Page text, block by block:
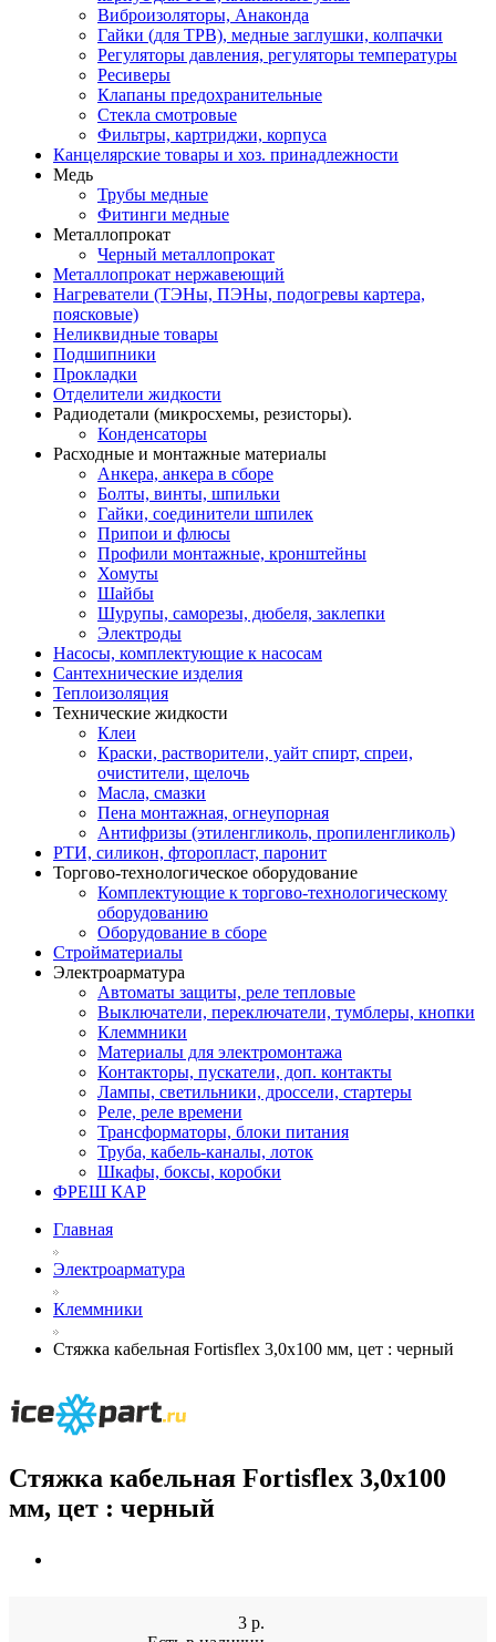
Виброизоляторы, Анаконда
Гайки (для ТРВ), медные заглушки, колпачки
Регуляторы давления, регуляторы температуры
Ресиверы
Клапаны предохранительные
Стекла смотровые
Фильтры, картриджи, корпуса
Канцелярские товары и хоз. принадлежности
Медь
Трубы медные
Фитинги медные
Металлопрокат
Черный металлопрокат
Металлопрокат нержавеющий
Нагреватели (ТЭНы, ПЭНы, подогревы картера,
поясковые)
Неликвидные товары
Подшипники
Прокладки
Отделители жидкости
Радиодетали (микросхемы, резисторы).
Конденсаторы
Расходные и монтажные материалы
Анкера, анкера в сборе
Болты, винты, шпильки
Гайки, соединители шпилек
Припои и флюсы
Профили монтажные, кронштейны
Хомуты
Шайбы
Шурупы, саморезы, дюбеля, заклепки
Электроды
Насосы, комплектующие к насосам
Сантехнические изделия
Теплоизоляция
Технические жидкости
Клеи
Краски, растворители, уайт спирт, спреи,
очистители, щелочь
Масла, смазки
Пена монтажная, огнеупорная
Антифризы (этиленгликоль, пропиленгликоль)
РТИ, силикон, фторопласт, паронит
Торгово-технологическое оборудование
Комплектующие к торгово-технологическому
оборудованию
Оборудование в сборе
Стройматериалы
Электроарматура
Автоматы защиты, реле тепловые
Выключатели, переключатели, тумблеры, кнопки
Клеммники
Материалы для электромонтажа
Контакторы, пускатели, доп. контакты
Лампы, светильники, дроссели, стартеры
Реле, реле времени
Трансформаторы, блоки питания
Труба, кабель-каналы, лоток
Шкафы, боксы, коробки
ФРЕШ КАР
Главная
Электроарматура
Клеммники
Стяжка кабельная Fortisflex 3,0х100 мм, цет : черный
Стяжка кабельная Fortisflex 3,0х100
мм, цет : черный
3 р.